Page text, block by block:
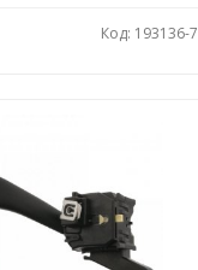
Код: 193136-7